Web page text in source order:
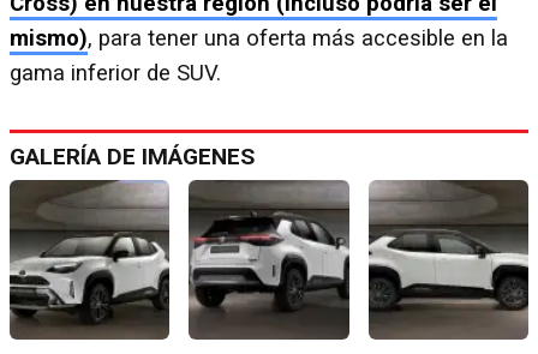
mismo), para tener una oferta más accesible en la
gama inferior de SUV.
GALERÍA DE IMÁGENES